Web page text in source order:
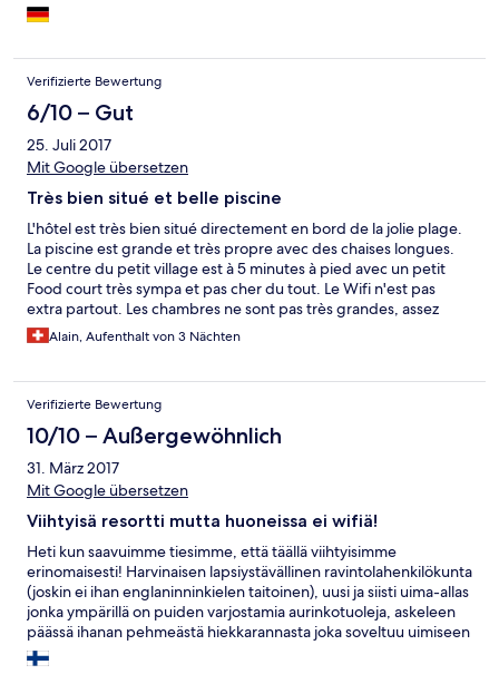
Verifizierte Bewertung
6/10 – Gut
25. Juli 2017
Mit Google übersetzen
Très bien situé et belle piscine
L'hôtel est très bien situé directement en bord de la jolie plage.
La piscine est grande et très propre avec des chaises longues.
Le centre du petit village est à 5 minutes à pied avec un petit
Food court très sympa et pas cher du tout. Le Wifi n'est pas
extra partout. Les chambres ne sont pas très grandes, assez
basiques et pas de toute première jeunesse. Il manque
quelques chaises longues sur la plage pour profiter de la belle
prendre les repas sur la plage (petit déj un peu cher)
Alain, Aufenthalt von 3 Nächten
Verifizierte Bewertung
10/10 – Außergewöhnlich
31. März 2017
Mit Google übersetzen
Viihtyisä resortti mutta huoneissa ei wifiä!
Heti kun saavuimme tiesimme, että täällä viihtyisimme
erinomaisesti! Harvinaisen lapsiystävällinen ravintolahenkilökunta
(joskin ei ihan englaninninkielen taitoinen), uusi ja siisti uima-allas
jonka ympärillä on puiden varjostamia aurinkotuoleja, askeleen
päässä ihanan pehmeästä hiekkarannasta joka soveltuu uimiseen
(toisi kuin monet muut). Kelpo bungalowi vaikka ei mitään
luksusta olekaan. Ehdottomasti Thong Nai Pan Noita